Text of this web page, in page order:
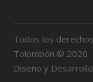
Todos los
Tolombón © 2020
Diseño y Desarrollo